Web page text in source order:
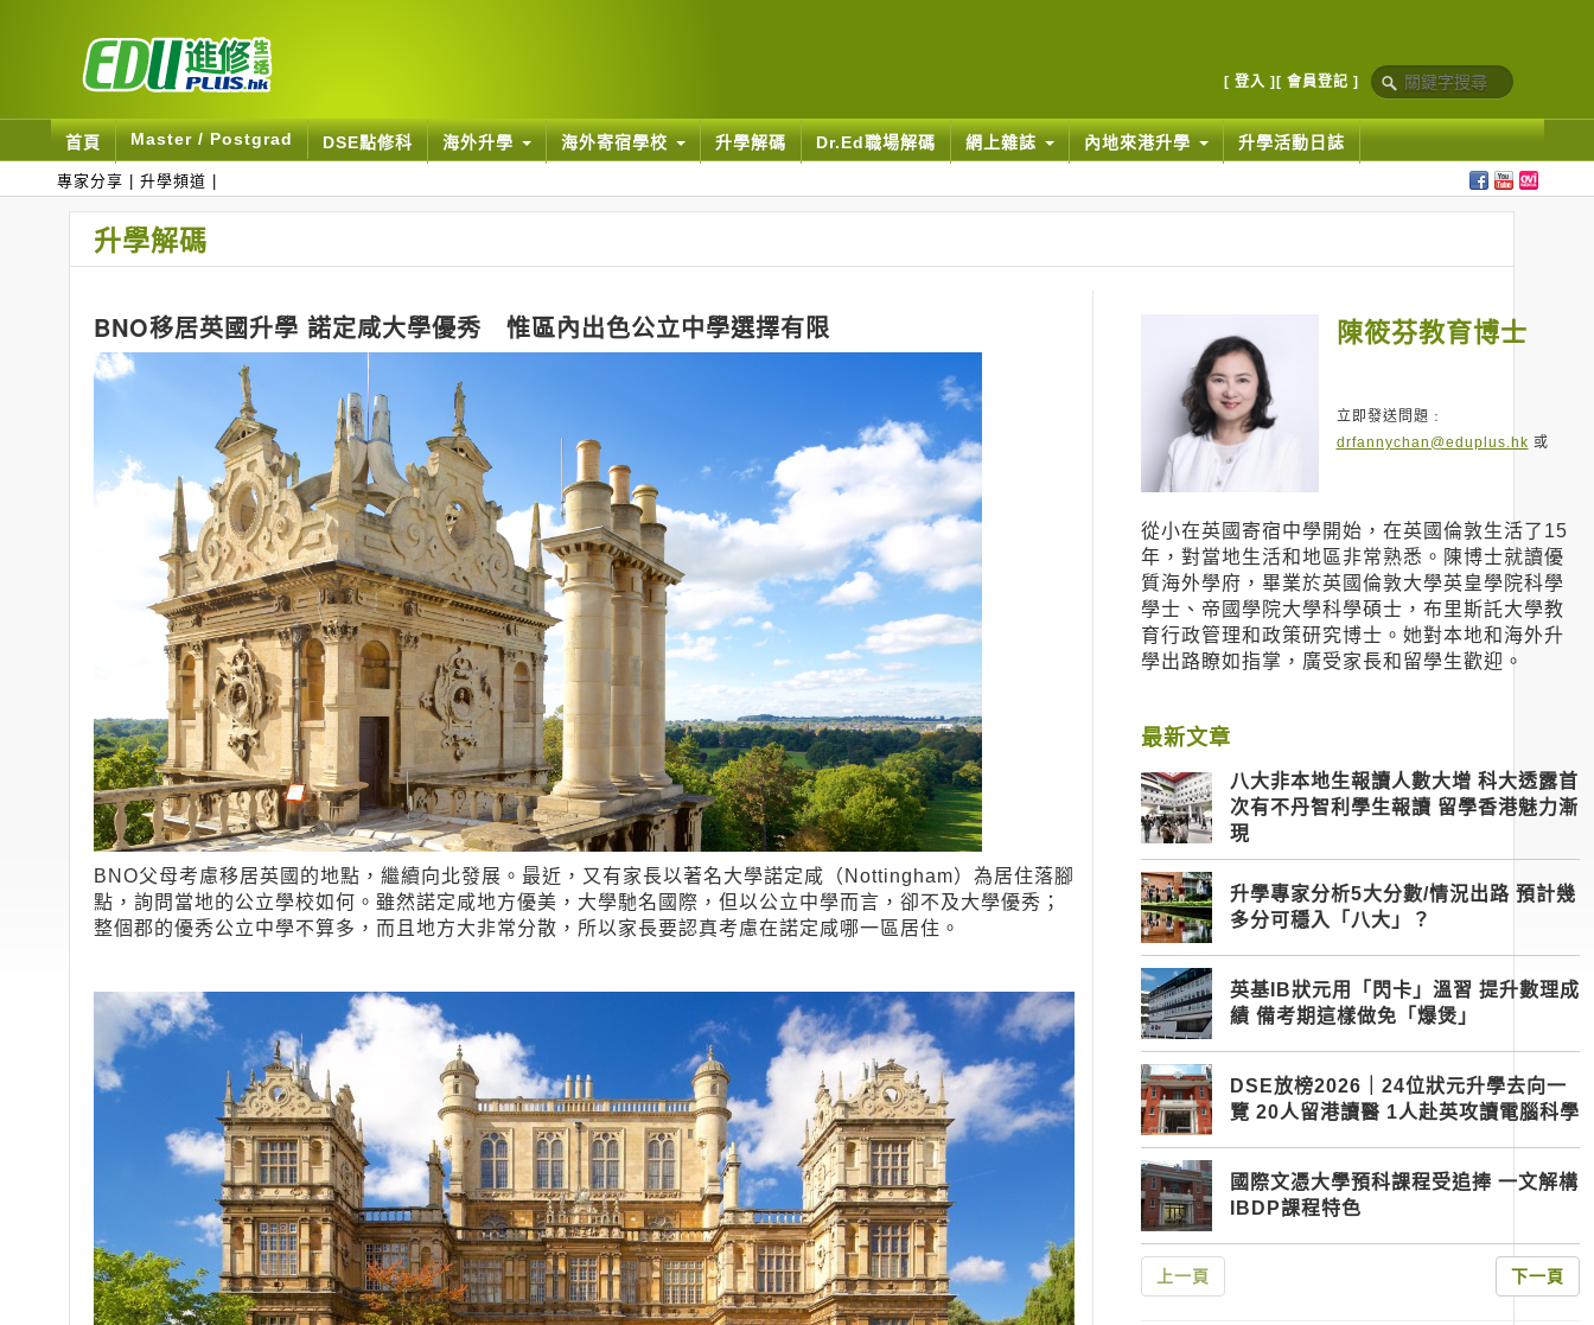
[ 登入 ] [ 會員登記 ]
首頁 Master / Postgrad DSE點修科 海外升學 海外寄宿學校 升學解碼 Dr.Ed職場解碼 網上雜誌 內地來港升學 升學活動日誌
專家分享 升學頻道
升學解碼
BNO移居英國升學 諾定咸大學優秀 惟區內出色公立中學選擇有限
BNO父母考慮移居英國的地點，繼續向北發展。最近，又有家長以著名大學諾定咸（Nottingham）為居住落腳
點，詢問當地的公立學校如何。雖然諾定咸地方優美，大學馳名國際，但以公立中學而言，卻不及大學優秀；
整個郡的優秀公立中學不算多，而且地方大非常分散，所以家長要認真考慮在諾定咸哪一區居住。
陳筱芬教育博士
立即發送問題﹕
drfannychan@eduplus.hk 或
從小在英國寄宿中學開始，在英國倫敦生活了15
年，對當地生活和地區非常熟悉。陳博士就讀優
質海外學府，畢業於英國倫敦大學英皇學院科學
學士、帝國學院大學科學碩士，布里斯託大學教
育行政管理和政策研究博士。她對本地和海外升
學出路瞭如指掌，廣受家長和留學生歡迎。
最新文章
八大非本地生報讀人數大增 科大透露首
次有不丹智利學生報讀 留學香港魅力漸
現
升學專家分析5大分數/情況出路 預計幾
多分可穩入「八大」？
英基IB狀元用「閃卡」溫習 提升數理成
績 備考期這樣做免「爆煲」
DSE放榜2026｜24位狀元升學去向一
覽 20人留港讀醫 1人赴英攻讀電腦科學
國際文憑大學預科課程受追捧 一文解構
IBDP課程特色
上一頁 下一頁